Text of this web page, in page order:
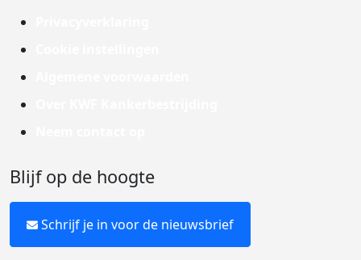
Blijf op de hoogte
Schrijf je in voor de nieuwsbrief